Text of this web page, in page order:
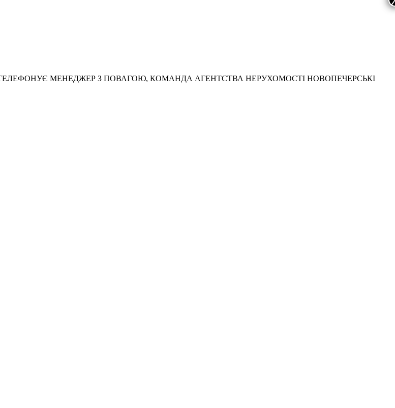
МЕНЕДЖЕР З ПОВАГОЮ, КОМАНДА АГЕНТСТВА НЕРУХОМОСТІ НОВОПЕЧЕРСЬКІ